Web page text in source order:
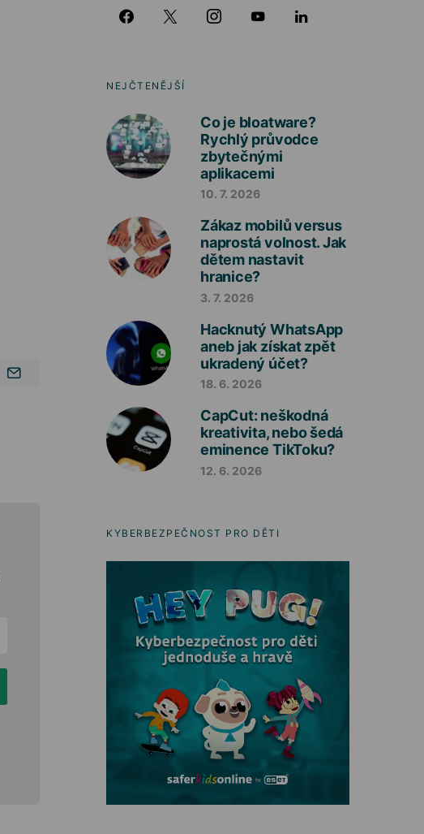
NEJČTENĚJŠÍ
Co je bloatware?
Rychlý průvodce
zbytečnými
aplikacemi
10. 7. 2026
Zákaz mobilů versus
naprostá volnost. Jak
dětem nastavit
hranice?
3. 7. 2026
Hacknutý WhatsApp
aneb jak získat zpět
ukradený účet?
18. 6. 2026
CapCut: neškodná
kreativita, nebo šedá
eminence TikToku?
12. 6. 2026
KYBERBEZPEČNOST PRO DĚTI